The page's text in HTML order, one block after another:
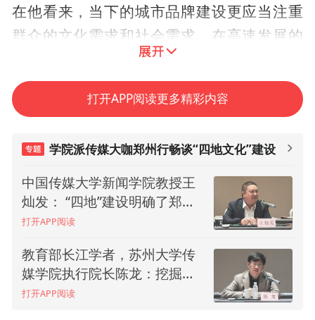
在他看来，当下的城市品牌建设更应当注重
群众的文化需求和社会需求，在高速发展的
同时，人们精神的空缺也逐渐浮现，以爆火
的“淄博烧烤”为例，看似意料之外，但其实
意料之中，这背后透露出人们对美好生活的
好。
对于郑州以“四地”支撑“全国重地”的思路，
董天策提出了自己的看法：从拜祖大典到豫
商大会，从商城遗址博物馆到只有河南，郑
州在城市文化建设方面已经走出了自己的道
路，即深挖拓展历史文化的丰富内涵、精神
打开APP阅读更多精彩内容
学院派传媒大咖郑州行畅谈“四地文化”建设
中国传媒大学新闻学院教授王
灿发： “四地”建设明确了郑州
的文化定位
打开APP阅读
教育部长江学者，苏州大学传
媒学院执行院长陈龙：挖掘文
化内核，加强数字化城市宣传
打开APP阅读
中国人民大学新闻学院教授邓
绍根：终于实现了六年之约的
“寻根之旅”
打开APP阅读
上海交通大学文创学院副院长
薛可： 黄帝故里是一个含金量
极高的IP
打开APP阅读